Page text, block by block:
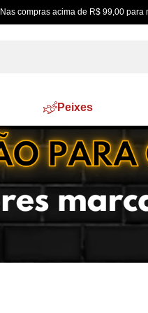
| Nas compras acima de R$ 99,00
Peixes